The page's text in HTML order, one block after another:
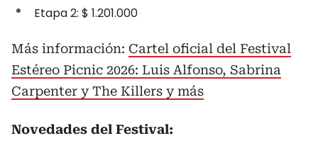
Etapa 2: $ 1.201.000
Más información: Cartel oficial del Festival
Estéreo Picnic 2026: Luis Alfonso, Sabrina
Carpenter y The Killers y más
Novedades del Festival: